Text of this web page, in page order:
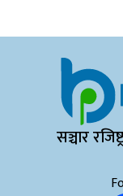
सञ्चार